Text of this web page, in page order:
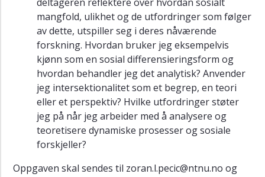
mangfold, ulikhet og de utfordringer som følger
av dette, utspiller seg i deres nåværende
forskning. Hvordan bruker jeg eksempelvis
kjønn som en sosial differensieringsform og
hvordan behandler jeg det analytisk? Anvender
jeg intersektionalitet som et begrep, en teori
eller et perspektiv? Hvilke utfordringer støter
jeg på når jeg arbeider med å analysere og
teoretisere dynamiske prosesser og sosiale
forskjeller?
Oppgaven skal sendes til zoran.l.pecic@ntnu.no og